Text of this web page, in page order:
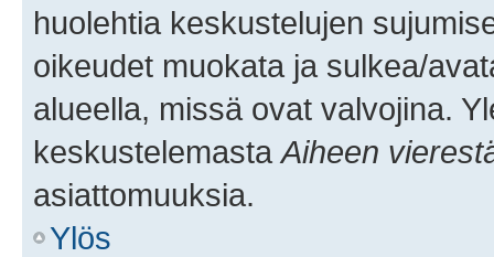
huolehtia keskustelujen
oikeudet muokata ja sulkea/
alueella, missä ovat valvojina.
keskustelemasta Aiheen
asiattomuuksia.
Ylös